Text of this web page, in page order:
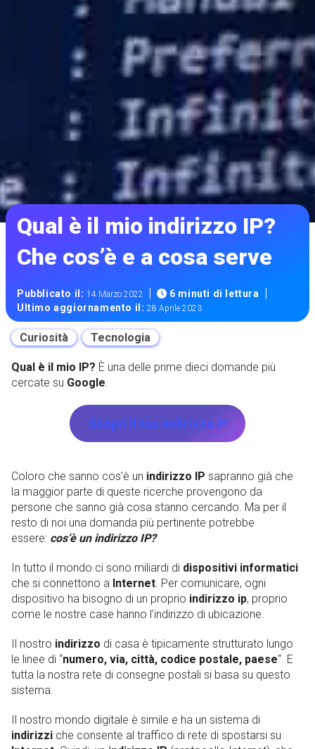
Qual è il mio indirizzo IP?
Che cos’è e a cosa serve
Pubblicato il:14 Marzo 2022 | 6 minuti di lettura |
Ultimo aggiornamento il:28 Aprile 2023
Curiosità Tecnologia
Qual è il mio IP? È una delle prime dieci domande più
cercate su Google.
Scopri il tuo indirizzo IP
Coloro che sanno cos’è un indirizzo IP sapranno già che
la maggior parte di queste ricerche provengono da
persone che sanno già cosa stanno cercando. Ma per il
resto di noi una domanda più pertinente potrebbe
essere: cos’è un indirizzo IP?
In tutto il mondo ci sono miliardi di dispositivi informatici
che si connettono a Internet. Per comunicare, ogni
dispositivo ha bisogno di un proprio indirizzo ip, proprio
come le nostre case hanno l’indirizzo di ubicazione.
Il nostro indirizzo di casa è tipicamente strutturato lungo
le linee di “numero, via, città, codice postale, paese“. E
tutta la nostra rete di consegne postali si basa su questo
sistema.
Il nostro mondo digitale è simile e ha un sistema di
indirizzi che consente al traffico di rete di spostarsi su